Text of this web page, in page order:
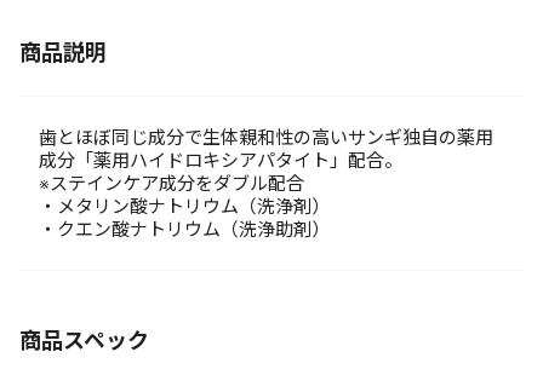
商品説明
歯とほぼ同じ成分で生体親和性の高いサンギ独自の薬用
成分「薬用ハイドロキシアパタイト」配合。
※ステインケア成分をダブル配合
・メタリン酸ナトリウム（洗浄剤）
・クエン酸ナトリウム（洗浄助剤）
商品スペック